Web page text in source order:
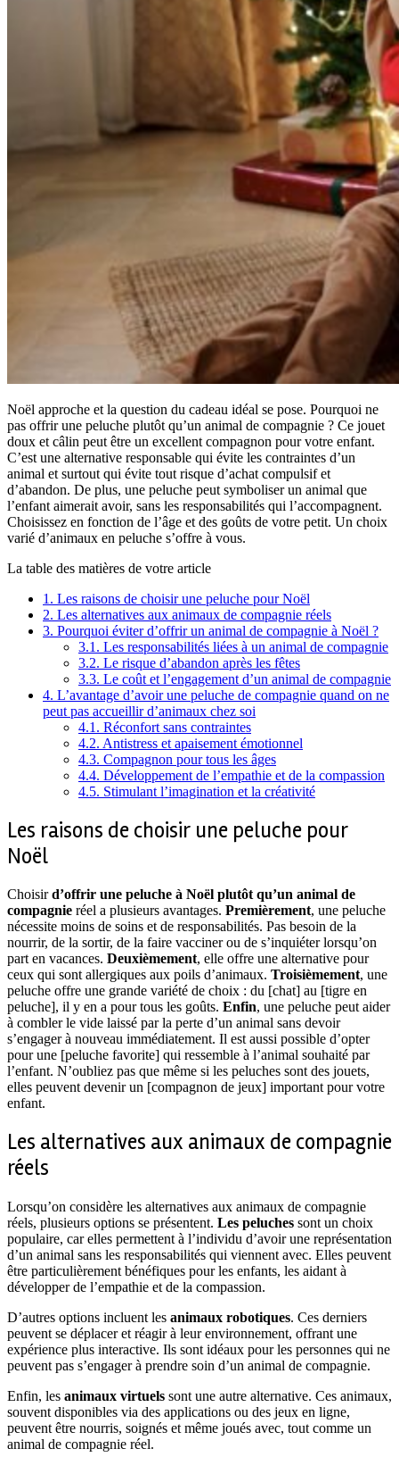
Noël approche et la question du cadeau idéal se pose. Pourquoi ne
pas offrir une peluche plutôt qu’un animal de compagnie ? Ce jouet
doux et câlin peut être un excellent compagnon pour votre enfant.
C’est une alternative responsable qui évite les contraintes d’un
animal et surtout qui évite tout risque d’achat compulsif et
d’abandon. De plus, une peluche peut symboliser un animal que
l’enfant aimerait avoir, sans les responsabilités qui l’accompagnent.
Choisissez en fonction de l’âge et des goûts de votre petit. Un choix
varié d’animaux en peluche s’offre à vous.
La table des matières de votre article
1. Les raisons de choisir une peluche pour Noël
2. Les alternatives aux animaux de compagnie réels
3. Pourquoi éviter d’offrir un animal de compagnie à Noël ?
3.1. Les responsabilités liées à un animal de compagnie
3.2. Le risque d’abandon après les fêtes
3.3. Le coût et l’engagement d’un animal de compagnie
4. L’avantage d’avoir une peluche de compagnie quand on ne
peut pas accueillir d’animaux chez soi
4.1. Réconfort sans contraintes
4.2. Antistress et apaisement émotionnel
4.3. Compagnon pour tous les âges
4.4. Développement de l’empathie et de la compassion
4.5. Stimulant l’imagination et la créativité
Les raisons de choisir une peluche pour
Noël
Choisird’offrir une peluche à Noël plutôt qu’un animal de
compagnie réel a plusieurs avantages. Premièrement, une peluche
nécessite moins de soins et de responsabilités. Pas besoin de la
nourrir, de la sortir, de la faire vacciner ou de s’inquiéter lorsqu’on
part en vacances. Deuxièmement, elle offre une alternative pour
ceux qui sont allergiques aux poils d’animaux. Troisièmement, une
peluche offre une grande variété de choix : du [chat] au [tigre en
peluche], il y en a pour tous les goûts. Enfin, une peluche peut aider
à combler le vide laissé par la perte d’un animal sans devoir
s’engager à nouveau immédiatement. Il est aussi possible d’opter
pour une [peluche favorite] qui ressemble à l’animal souhaité par
l’enfant. N’oubliez pas que même si les peluches sont des jouets,
elles peuvent devenir un [compagnon de jeux] important pour votre
enfant.
Les alternatives aux animaux de compagnie
réels
Lorsqu’on considère les alternatives aux animaux de compagnie
réels, plusieurs options se présentent. Les peluches sont un choix
populaire, car elles permettent à l’individu d’avoir une représentation
d’un animal sans les responsabilités qui viennent avec. Elles peuvent
être particulièrement bénéfiques pour les enfants, les aidant à
développer de l’empathie et de la compassion.
D’autres options incluent les animaux robotiques. Ces derniers
peuvent se déplacer et réagir à leur environnement, offrant une
expérience plus interactive. Ils sont idéaux pour les personnes qui ne
peuvent pas s’engager à prendre soin d’un animal de compagnie.
Enfin, les animaux virtuels sont une autre alternative. Ces animaux,
souvent disponibles via des applications ou des jeux en ligne,
peuvent être nourris, soignés et même joués avec, tout comme un
animal de compagnie réel.